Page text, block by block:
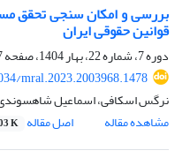
بررسی و امکان سنجی تحقق
قوانین حقوقی ایران
دوره 7، شماره 22، بهار 1404، صفحه
mral.2023.2003968.1478
نرگس اسکافی، اسماعیل
مشاهده مقاله
اصل مقاله K